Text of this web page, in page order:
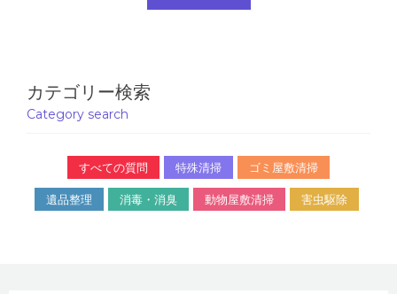
カテゴリー検索
Category search
すべての質問 特殊清掃 ゴミ屋敷清掃
遺品整理 消毒・消臭 動物屋敷清掃 害虫駆除